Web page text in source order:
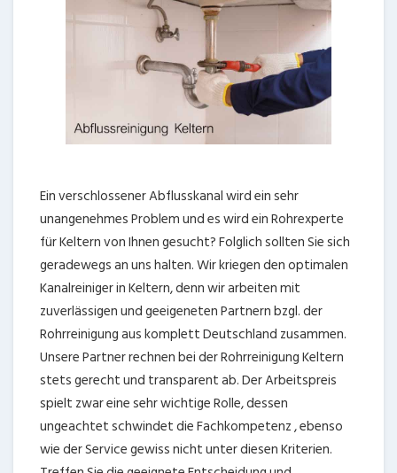
Ein verschlossener Abflusskanal wird ein sehr
unangenehmes Problem und es wird ein Rohrexperte
für Keltern von Ihnen gesucht? Folglich sollten Sie sich
geradewegs an uns halten. Wir kriegen den optimalen
Kanalreiniger in Keltern, denn wir arbeiten mit
zuverlässigen und geeigeneten Partnern bzgl. der
Rohrreinigung aus komplett Deutschland zusammen.
Unsere Partner rechnen bei der Rohrreinigung Keltern
stets gerecht und transparent ab. Der Arbeitspreis
spielt zwar eine sehr wichtige Rolle, dessen
ungeachtet schwindet die Fachkompetenz , ebenso
wie der Service gewiss nicht unter diesen Kriterien.